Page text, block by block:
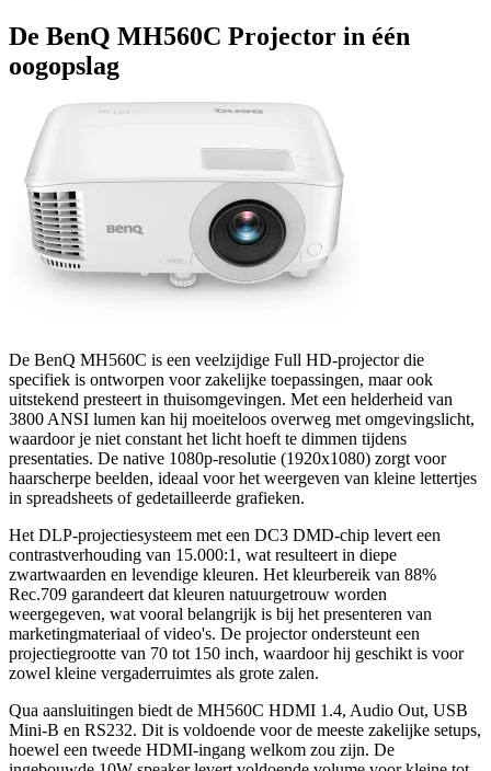
De BenQ MH560C Projector in één
oogopslag
De BenQ MH560C is een veelzijdige Full HD-projector die
specifiek is ontworpen voor zakelijke toepassingen, maar ook
uitstekend presteert in thuisomgevingen. Met een helderheid van
3800 ANSI lumen kan hij moeiteloos overweg met omgevingslicht,
waardoor je niet constant het licht hoeft te dimmen tijdens
presentaties. De native 1080p-resolutie (1920x1080) zorgt voor
haarscherpe beelden, ideaal voor het weergeven van kleine lettertjes
in spreadsheets of gedetailleerde grafieken.
Het DLP-projectiesysteem met een DC3 DMD-chip levert een
contrastverhouding van 15.000:1, wat resulteert in diepe
zwartwaarden en levendige kleuren. Het kleurbereik van 88%
Rec.709 garandeert dat kleuren natuurgetrouw worden
weergegeven, wat vooral belangrijk is bij het presenteren van
marketingmateriaal of video's. De projector ondersteunt een
projectiegrootte van 70 tot 150 inch, waardoor hij geschikt is voor
zowel kleine vergaderruimtes als grote zalen.
Qua aansluitingen biedt de MH560C HDMI 1.4, Audio Out, USB
Mini-B en RS232. Dit is voldoende voor de meeste zakelijke setups,
hoewel een tweede HDMI-ingang welkom zou zijn. De